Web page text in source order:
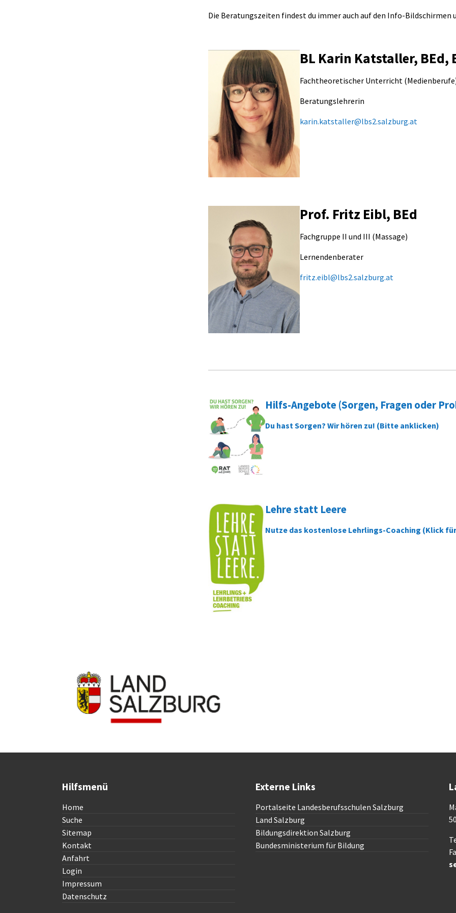
Die Beratungszeiten findest du immer auch auf den Info-Bildschirmen
Show larger version BL Karin Katstaller, BEd,
Fachtheoretischer Unterricht
Beratungslehrerin
karin.katstaller@lbs2.salzburg.at
Prof. Fritz Eibl, BEd
Fachgruppe II und III (Massage)
Lernendenberater
fritz.eibl@lbs2.salzburg.at
Hilfs-Angebote (Sorgen, Fragen oder
Du hast Sorgen? Wir hören zu! (Bitte anklicken)
Lehre statt Leere
Nutze das kostenlose Lehrlings-Coaching (Klick
Hilfsmenü
Home
Suche
Sitemap
Kontakt
Anfahrt
Login
Impressum
Datenschutz
Externe Links
Portalseite Landesberufsschulen Salzburg
Land Salzburg
Bildungsdirektion Salzburg
Bundesministerium für Bildung